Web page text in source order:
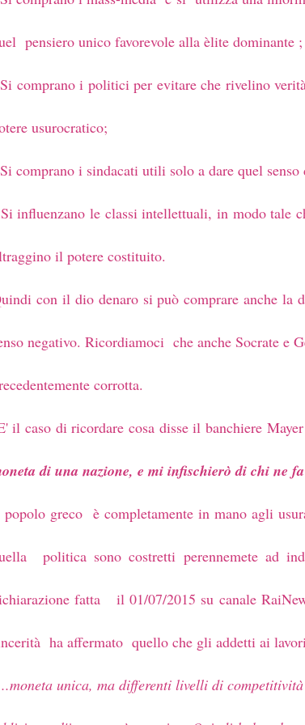
pensiero unico favorevole alla èlite dominante ;
comprano i politici per evitare che rivelino
usurocratico;
comprano i sindacati utili solo a dare quel
influenzano le classi intellettuali, in modo tale
il potere costituito.
con il dio denaro si può comprare anche la
negativo. Ricordiamoci che anche Socrate e
corrotta.
il caso di ricordare cosa disse il banchiere
di una nazione, e mi infischierò di chi ne
greco è completamente in mano agli
politica sono costretti perennemete ad
fatta il 01/07/2015 su canale
ha affermato quello che gli addetti ai
unica, ma differenti livelli di